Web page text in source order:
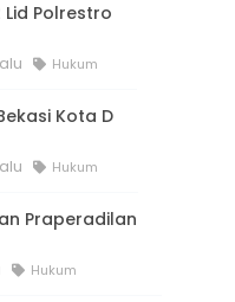
Lid Polrestro
Hukum
Kota D
Hukum
Praperadilan
Hukum